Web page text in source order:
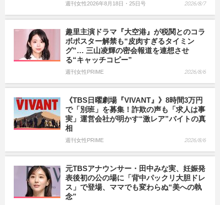
週刊女性2026年8月18日・25日号 2026/8/7
趣里主演ドラマ『大空港』が税関とのコラ
ボポスター解禁も“皮肉すぎるタイミン
グ”… 三山凌輝の密会報道を連想させ
る“キャッチコピー”
週刊女性PRIME 2026/8/6
《TBS日曜劇場『VIVANT』》8時間3万円
で「別班」を募集！詐欺の声も「求人は事
実」運営会社が明かす“激レア”バイトの真
相
週刊女性PRIME 2026/8/6
元TBSアナウンサー・田中みな実、妊娠発
表後初の公の場に「背中パックリ大胆ドレ
ス」で登場、ママでも変わらぬ“美への執
念”